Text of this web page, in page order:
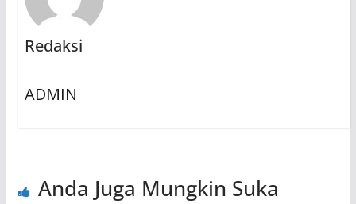
Redaksi
ADMIN
Anda Juga Mungkin Suka